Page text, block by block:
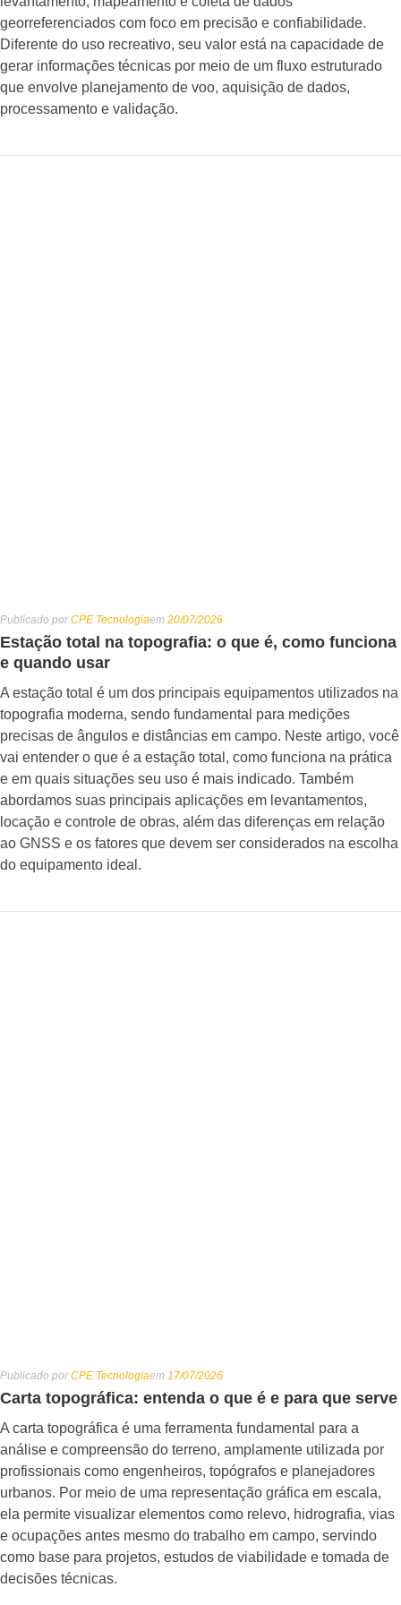
georreferenciados com foco em precisão e confiabilidade.
Diferente do uso recreativo, seu valor está na capacidade de
gerar informações técnicas por meio de um fluxo estruturado
que envolve planejamento de voo, aquisição de dados,
processamento e validação.
Publicado por CPE Tecnologiaem 20/07/2026
Estação total na topografia: o que é, como funciona
e quando usar
A estação total é um dos principais equipamentos utilizados na
topografia moderna, sendo fundamental para medições
precisas de ângulos e distâncias em campo. Neste artigo, você
vai entender o que é a estação total, como funciona na prática
e em quais situações seu uso é mais indicado. Também
abordamos suas principais aplicações em levantamentos,
locação e controle de obras, além das diferenças em relação
ao GNSS e os fatores que devem ser considerados na escolha
do equipamento ideal.
Publicado por CPE Tecnologiaem 17/07/2026
Carta topográfica: entenda o que é e para que serve
A carta topográfica é uma ferramenta fundamental para a
análise e compreensão do terreno, amplamente utilizada por
profissionais como engenheiros, topógrafos e planejadores
urbanos. Por meio de uma representação gráfica em escala,
ela permite visualizar elementos como relevo, hidrografia, vias
e ocupações antes mesmo do trabalho em campo, servindo
como base para projetos, estudos de viabilidade e tomada de
decisões técnicas.